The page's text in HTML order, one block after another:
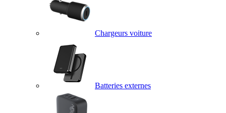
Chargeurs voiture
Batteries externes